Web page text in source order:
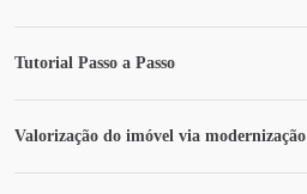
Tutorial Passo a Passo
Valorização do imóvel via modernização